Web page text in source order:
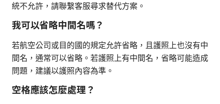
統不允許，請聯繫客服尋求替代方案。
我可以省略中間名嗎？
若航空公司或目的國的規定允許省略，且護照上也沒有中
間名，通常可以省略。若護照上有中間名，省略可能造成
問題，建議以護照內容為準。
空格應該怎麼處理？